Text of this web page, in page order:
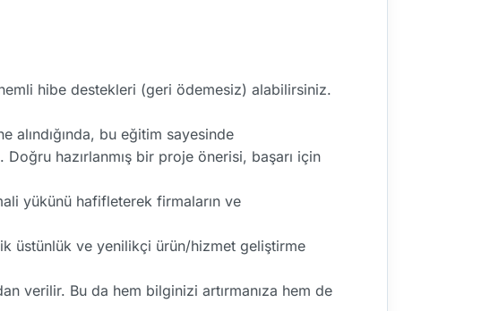
hibe destekleri (geri ödemesiz) alabilirsiniz.
alındığında, bu eğitim sayesinde
Doğru hazırlanmış bir proje önerisi, başarı için
yükünü hafifleterek firmaların ve
üstünlük ve yenilikçi ürün/hizmet geliştirme
verilir. Bu da hem bilginizi artırmanıza hem de